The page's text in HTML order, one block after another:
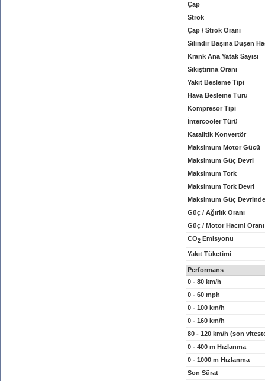
Çap
Strok
Çap / Strok Oranı
Silindir Başına Düşen
Krank Ana Yatak Sayısı
Sıkıştırma Oranı
Yakıt Besleme Tipi
Hava Besleme Türü
Kompresör Tipi
İntercooler Türü
Katalitik Konvertör
Maksimum Motor Gücü
Maksimum Güç Devri
Maksimum Tork
Maksimum Tork Devri
Maksimum Güç
Güç / Ağırlık Oranı
Güç / Motor Hacmi Oranı
CO2 Emisyonu
Yakıt Tüketimi
Performans
0 - 80 km/h
0 - 60 mph
0 - 100 km/h
0 - 160 km/h
80 - 120 km/h (son
0 - 400 m Hızlanma
0 - 1000 m Hızlanma
Son Sürat